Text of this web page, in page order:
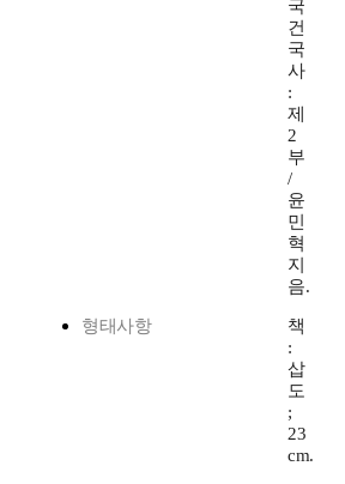
국
건
국
사
:
제
2
부
/
윤
민
혁
지
음.
형태사항
책
:
삽
도
;
23
cm.